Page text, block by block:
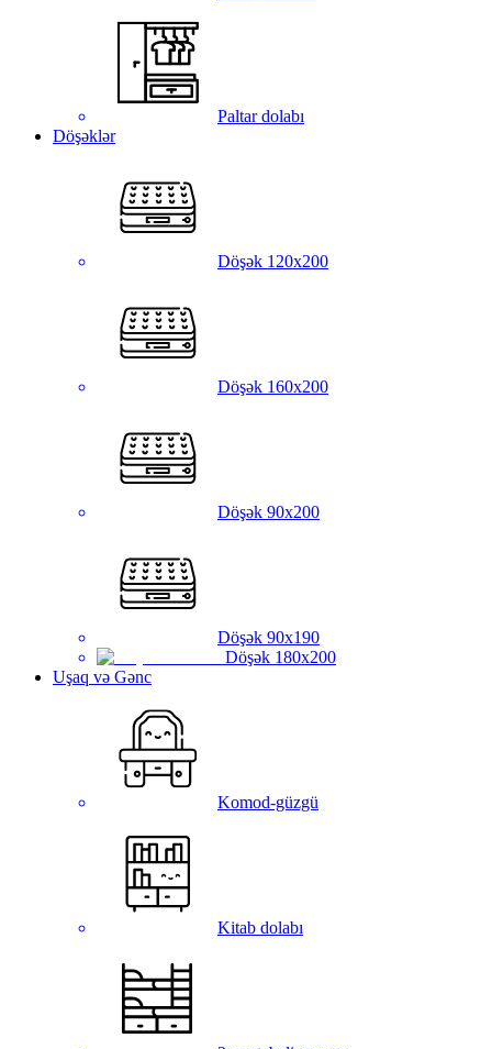
Paltar dolabı
Döşəklər
Döşək 120x200
Döşək 160x200
Döşək 90x200
Döşək 90x190
Döşək 180x200
Uşaq və Gənc
Komod-güzgü
Kitab dolabı